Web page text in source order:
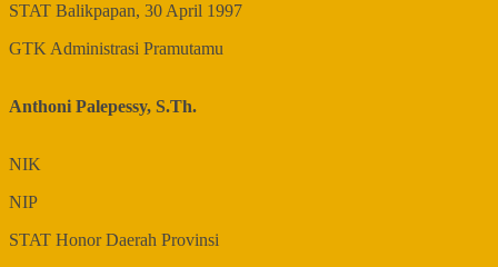
STAT Balikpapan, 30 April 1997
GTKAdministrasi Pramutamu
Anthoni Palepessy, S.Th.
NIK
NIP
STAT Honor Daerah Provinsi